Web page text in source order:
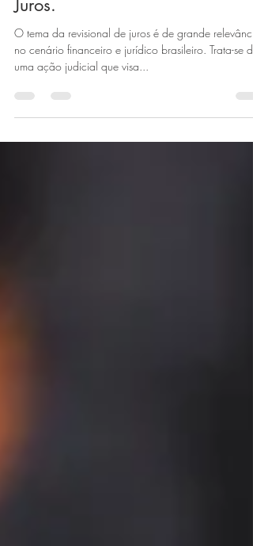
Reduzir com a Revisional de
Juros.
O tema da revisional de juros é de grande relevância
uma ação judicial que visa...